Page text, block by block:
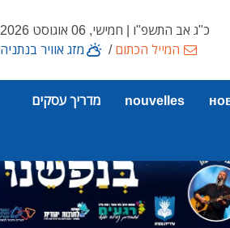
כ"ג אב התשפ"ו | חמישי, 06 אוגוסט 2026
המייל הכתום/ מזג אוויר בנתניה
nouvelles מדריך עסקים